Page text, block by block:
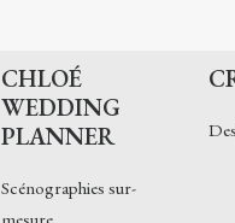
CHLOÉ
WEDDING
PLANNER
Scénographies sur-